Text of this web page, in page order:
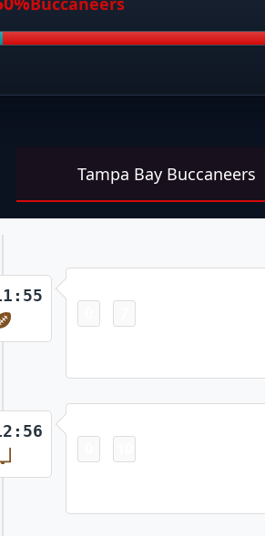
Tampa Bay Buccaneers